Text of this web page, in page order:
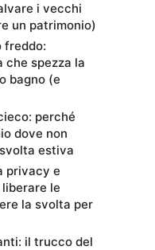
i vecchi
un patrimonio)
freddo:
che spezza la
bagno (e
perché
dove non
estiva
privacy e
le
la svolta per
il trucco del